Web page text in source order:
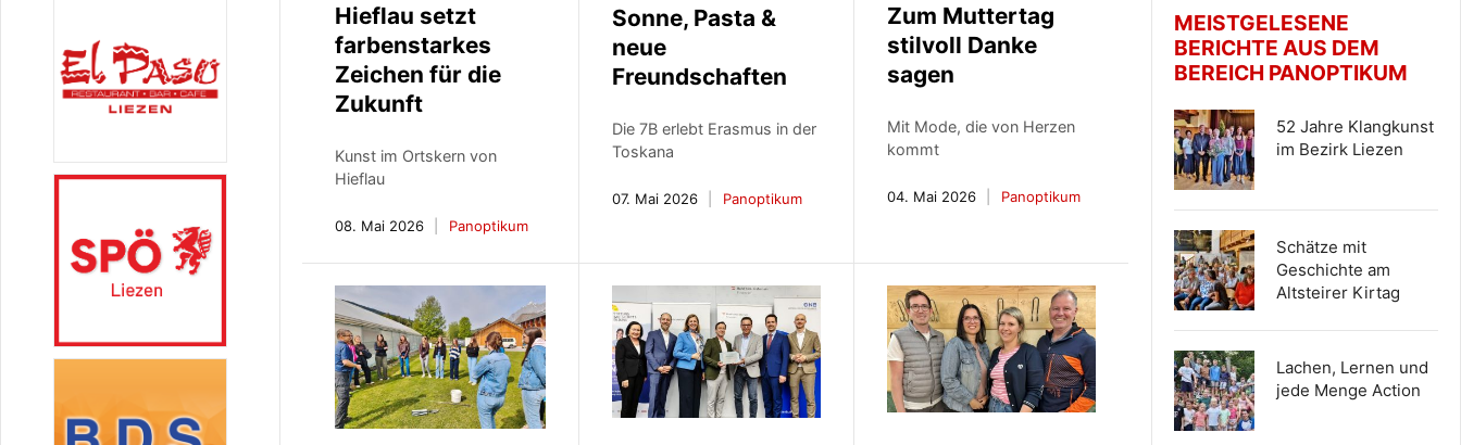
Hieflau setzt
farbenstarkes
Zeichen für die
Zukunft
Kunst im Ortskern von
Hieflau
08. Mai 2026 Panoptikum
Sonne, Pasta &
neue
Freundschaften
Die 7B erlebt Erasmus in der
Toskana
07. Mai 2026 Panoptikum
Zum Muttertag
stilvoll Danke
sagen
Mit Mode, die von Herzen
kommt
04. Mai 2026 Panoptikum
MEISTGELESENE
BERICHTE AUS DEM
BEREICH PANOPTIKUM
52 Jahre Klangkunst
im Bezirk Liezen
Schätze mit
Geschichte am
Altsteirer Kirtag
Lachen, Lernen und
jede Menge Action